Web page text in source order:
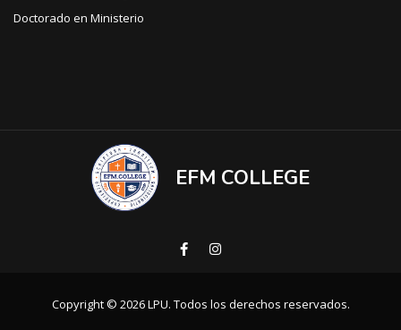
Doctorado en Ministerio
EFM COLLEGE
Copyright © 2026 LPU. Todos los derechos reservados.